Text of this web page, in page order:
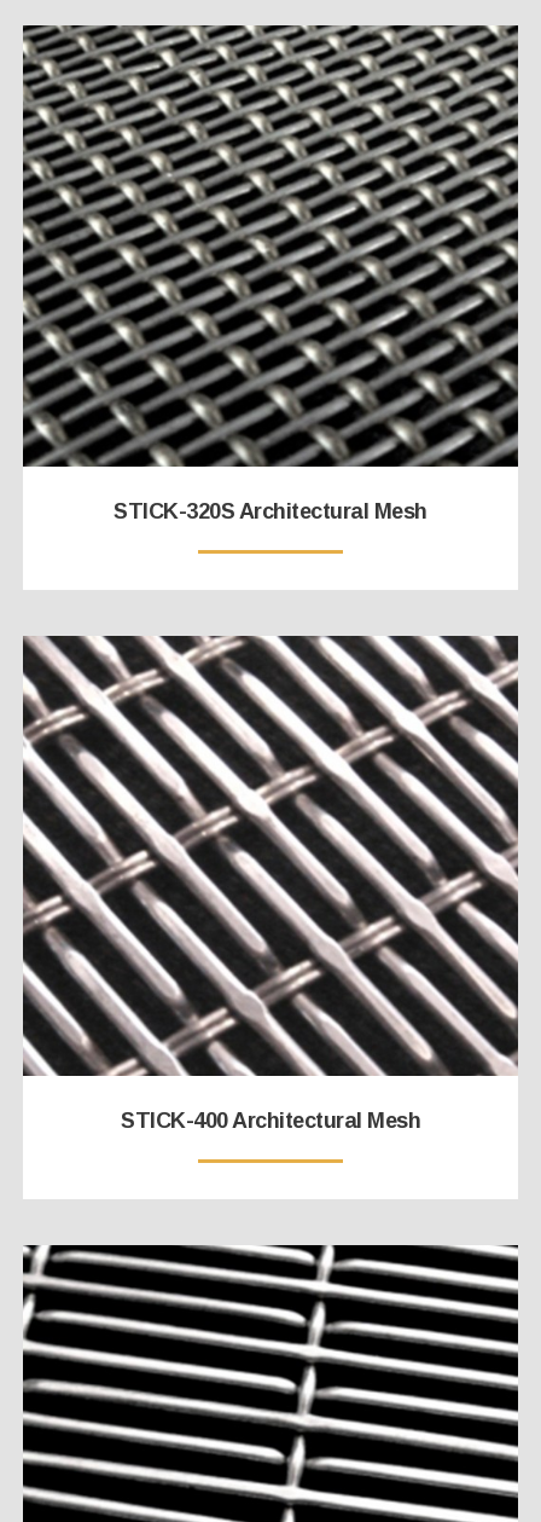
STICK-320S Architectural Mesh
STICK-400 Architectural Mesh